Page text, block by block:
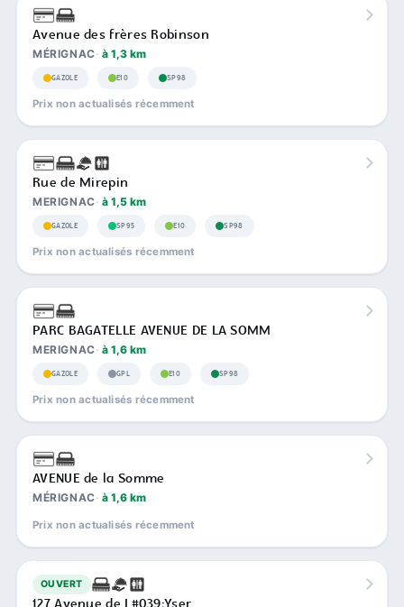
Avenue des frères Robinson
MÉRIGNAC à 1,3 km
GAZOLE E10 SP98
Prix non actualisés récemment
Rue de Mirepin
MERIGNAC à 1,5 km
GAZOLE SP95 E10 SP98
Prix non actualisés récemment
PARC BAGATELLE AVENUE DE LA SOMM
MERIGNAC à 1,6 km
GAZOLE GPL E10 SP98
Prix non actualisés récemment
AVENUE de la Somme
MÉRIGNAC à 1,6 km
Prix non actualisés récemment
OUVERT